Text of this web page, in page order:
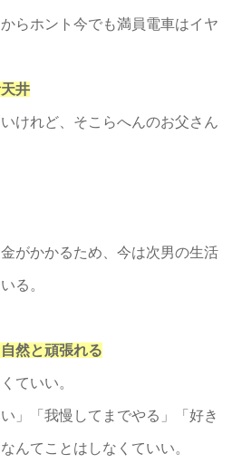
らホント今でも満員電車はイヤ
井
けれど、そこらへんのお父さん
がかかるため、今は次男の生活
る。
然と頑張れる
ていい。
」「我慢してまでやる」「好き
んてことはしなくていい。